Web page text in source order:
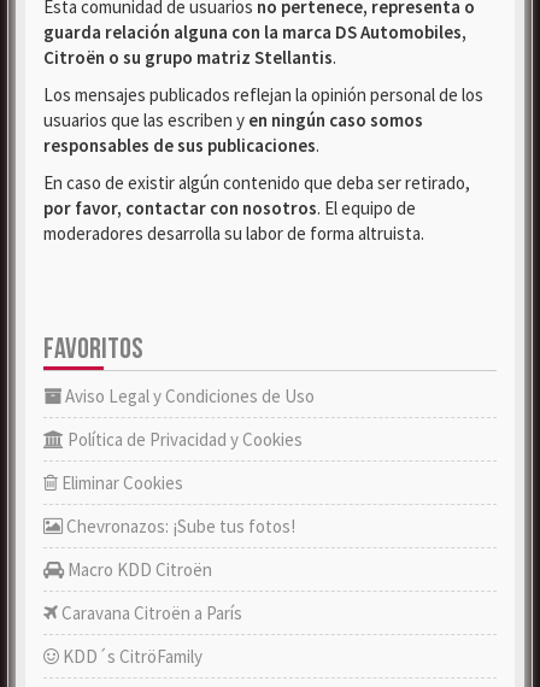
Esta comunidad de usuarios no pertenece, representa o
guarda relación alguna con la marca DS Automobiles,
Citroën o su grupo matriz Stellantis.
Los mensajes publicados reflejan la opinión personal de los
usuarios que las escriben y en ningún caso somos
responsables de sus publicaciones.
En caso de existir algún contenido que deba ser retirado,
por favor, contactar con nosotros. El equipo de
moderadores desarrolla su labor de forma altruista.
FAVORITOS
Aviso Legal y Condiciones de Uso
Política de Privacidad y Cookies
Eliminar Cookies
Chevronazos: ¡Sube tus fotos!
Macro KDD Citroën
Caravana Citroën a París
KDD´s CitröFamily